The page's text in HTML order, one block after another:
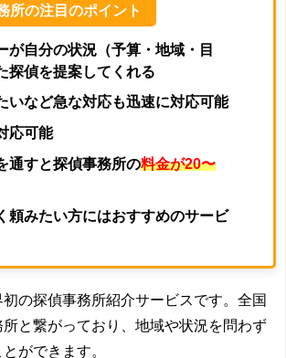
所の注目のポイント
が自分の状況（予算・地域・目
探偵を提案してくれる
いなど急な対応も迅速に対応可能
応可能
通すと探偵事務所の料金が20〜
頼みたい方にはおすすめのサービ
の探偵事務所紹介サービスです。 全国
と繋がっており、地域や状況を問わず
ができます。